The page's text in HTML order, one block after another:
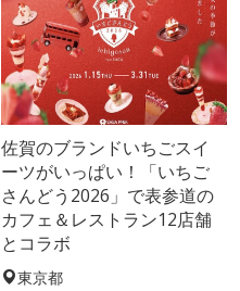
佐賀のブランドいちごスイ
ーツがいっぱい！「いちご
さんどう2026」で表参道の
カフェ＆レストラン12店舗
とコラボ
東京都